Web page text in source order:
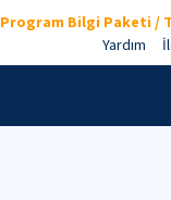
Program Bilgi Paketi /
Yardım